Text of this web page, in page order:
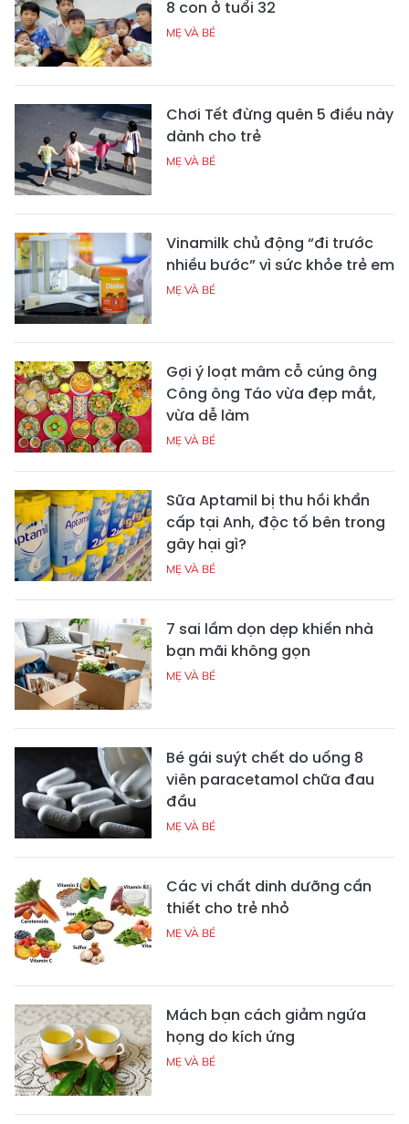
8 con ở tuổi 32
MẸ VÀ BÉ
Chơi Tết đừng quên 5 điều này
dành cho trẻ
MẸ VÀ BÉ
Vinamilk chủ động “đi trước
nhiều bước” vì sức khỏe trẻ em
MẸ VÀ BÉ
Gợi ý loạt mâm cỗ cúng ông
Công ông Táo vừa đẹp mắt,
vừa dễ làm
MẸ VÀ BÉ
Sữa Aptamil bị thu hồi khẩn
cấp tại Anh, độc tố bên trong
gây hại gì?
MẸ VÀ BÉ
7 sai lầm dọn dẹp khiến nhà
bạn mãi không gọn
MẸ VÀ BÉ
Bé gái suýt chết do uống 8
viên paracetamol chữa đau
đầu
MẸ VÀ BÉ
Các vi chất dinh dưỡng cần
thiết cho trẻ nhỏ
MẸ VÀ BÉ
Mách bạn cách giảm ngứa
họng do kích ứng
MẸ VÀ BÉ